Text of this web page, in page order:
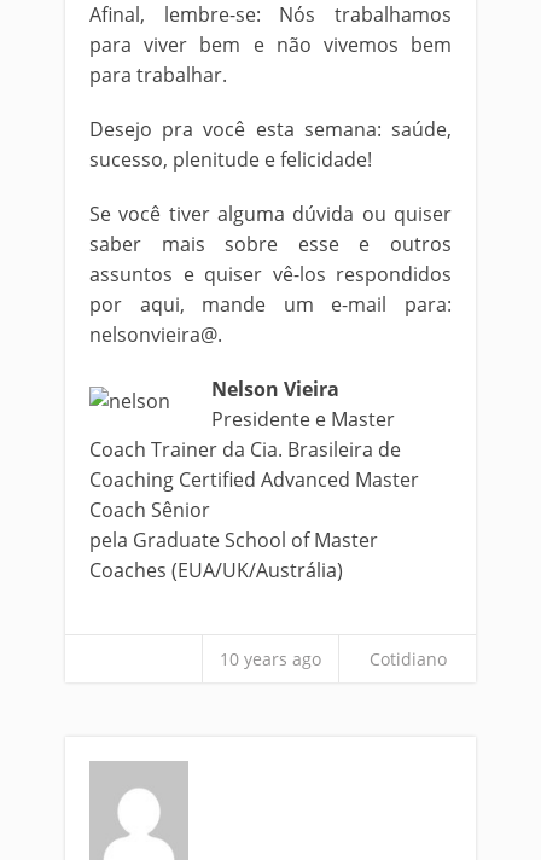
Afinal, lembre-se: Nós trabalhamos
para viver bem e não vivemos bem
para trabalhar.
Desejo pra você esta semana: saúde,
sucesso, plenitude e felicidade!
Se você tiver alguma dúvida ou quiser
saber mais sobre esse e outros
assuntos e quiser vê-los respondidos
por aqui, mande um e-mail para:
nelsonvieira@.
Nelson Vieira
Presidente e Master
Coach Trainer da Cia. Brasileira de
Coaching Certified Advanced Master
Coach Sênior
pela Graduate School of Master
Coaches (EUA/UK/Austrália)
10 years ago Cotidiano